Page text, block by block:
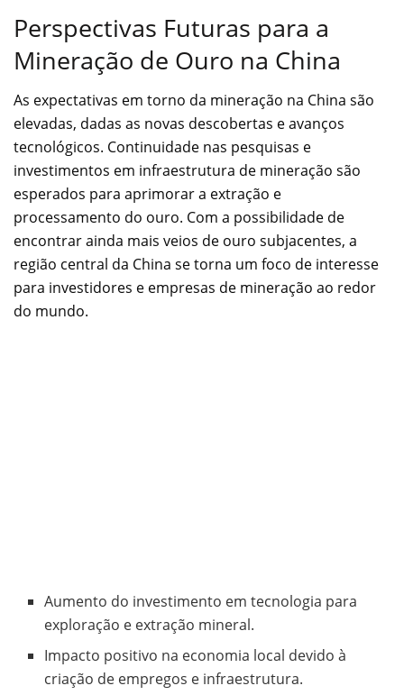
Perspectivas Futuras para a
Mineração de Ouro na China
As expectativas em torno da mineração na China são
elevadas, dadas as novas descobertas e avanços
tecnológicos. Continuidade nas pesquisas e
investimentos em infraestrutura de mineração são
esperados para aprimorar a extração e
processamento do ouro. Com a possibilidade de
encontrar ainda mais veios de ouro subjacentes, a
região central da China se torna um foco de interesse
para investidores e empresas de mineração ao redor
do mundo.
Aumento do investimento em tecnologia para
exploração e extração mineral.
Impacto positivo na economia local devido à
criação de empregos e infraestrutura.